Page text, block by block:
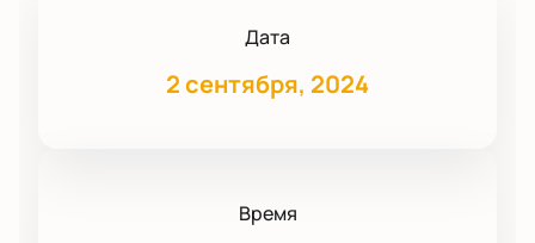
Дата
2 сентября, 2024
Время